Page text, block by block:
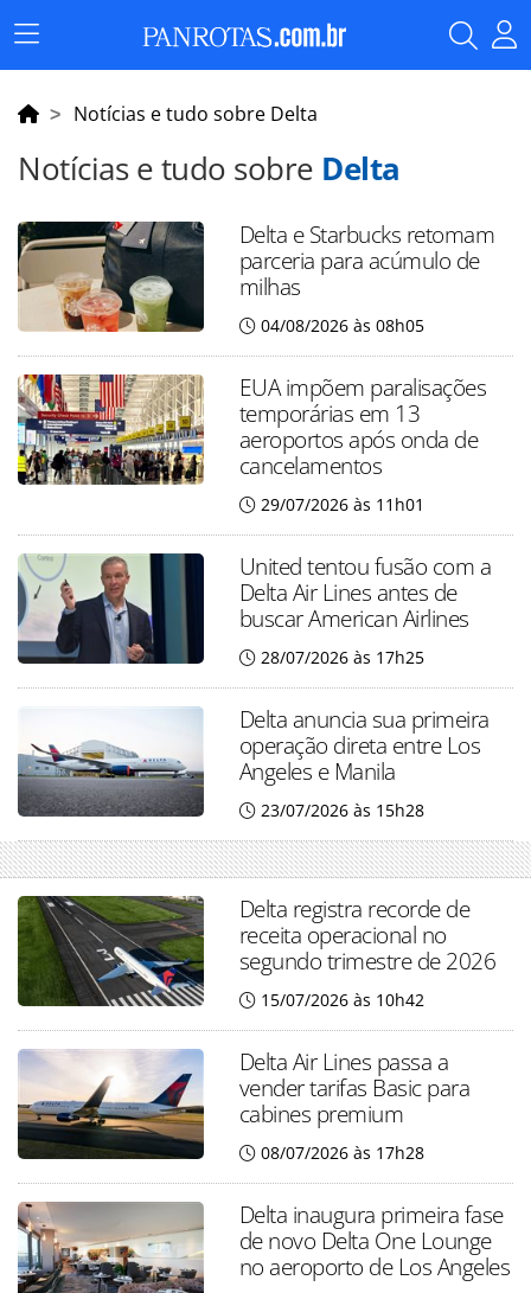
Menu
Principal
Notícias e tudo sobre Delta
Notícias e tudo sobre Delta
Delta e Starbucks retomam
parceria para acúmulo de
milhas
04/08/2026 às 08h05
EUA impõem paralisações
temporárias em 13
aeroportos após onda de
cancelamentos
29/07/2026 às 11h01
United tentou fusão com a
Delta Air Lines antes de
buscar American Airlines
28/07/2026 às 17h25
Delta anuncia sua primeira
operação direta entre Los
Angeles e Manila
23/07/2026 às 15h28
Delta registra recorde de
receita operacional no
segundo trimestre de 2026
15/07/2026 às 10h42
Delta Air Lines passa a
vender tarifas Basic para
cabines premium
08/07/2026 às 17h28
Delta inaugura primeira fase
de novo Delta One Lounge
no aeroporto de Los Angeles